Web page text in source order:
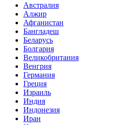
Австралия
Алжир
Афганистан
Бангладеш
Беларусь
Болгария
Великобритания
Венгрия
Германия
Греция
Израиль
Индия
Индонезия
Иран